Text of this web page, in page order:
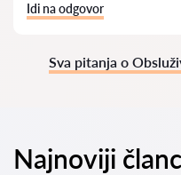
Idi na odgovor
Sva pitanja o
Najnoviji